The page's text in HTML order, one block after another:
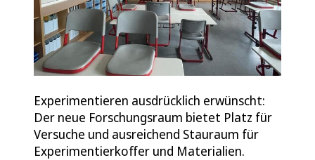
Experimentieren ausdrücklich erwünscht:
Der neue Forschungsraum bietet Platz für
Versuche und ausreichend Stauraum für
Experimentierkoffer und Materialien.